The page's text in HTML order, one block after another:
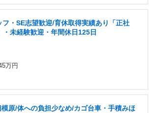
フ・SE志望歓迎/育休取得実績あり「正社
・未経験歓迎・年間休日125日
万円
原/体への負担少なめ/カゴ台車・手積みほ